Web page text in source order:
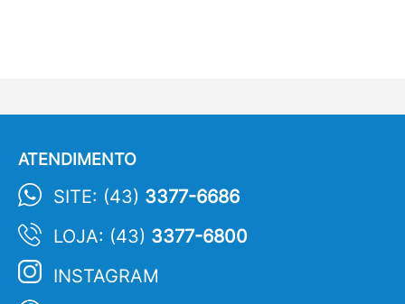
ATENDIMENTO
SITE: (43) 3377-6686
LOJA: (43) 3377-6800
INSTAGRAM